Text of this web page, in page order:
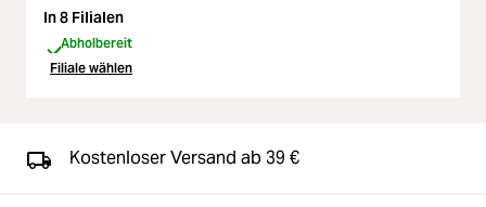
In 8 Filialen
Abholbereit
Filiale wählen
Kostenloser Versand ab 39 €